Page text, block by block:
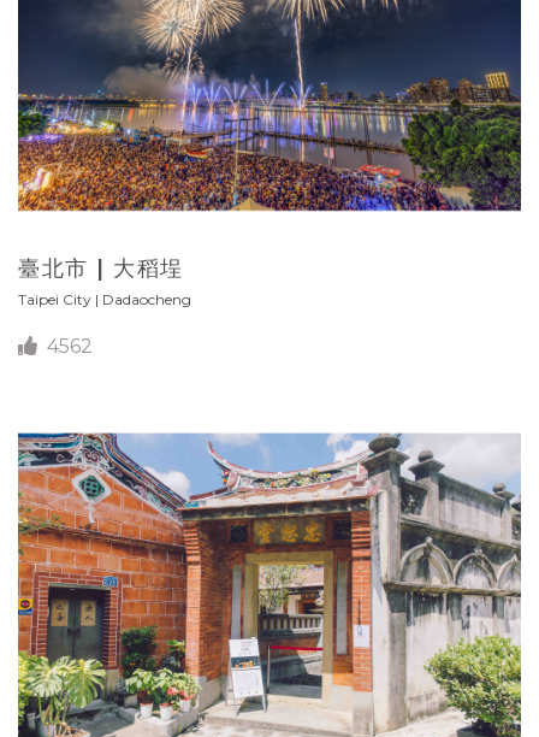
臺北市 | 大稻埕
Taipei City | Dadaocheng
4562